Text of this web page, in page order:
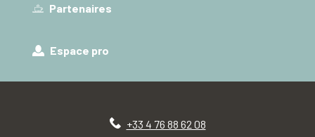
Partenaires
Espace pro
+33 4 76 88 62 08